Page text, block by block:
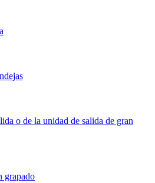
o de la unidad de salida de gran
grapado